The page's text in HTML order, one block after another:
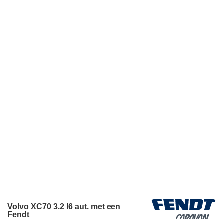
Volvo XC70 3.2 I6 aut. met een
Fendt